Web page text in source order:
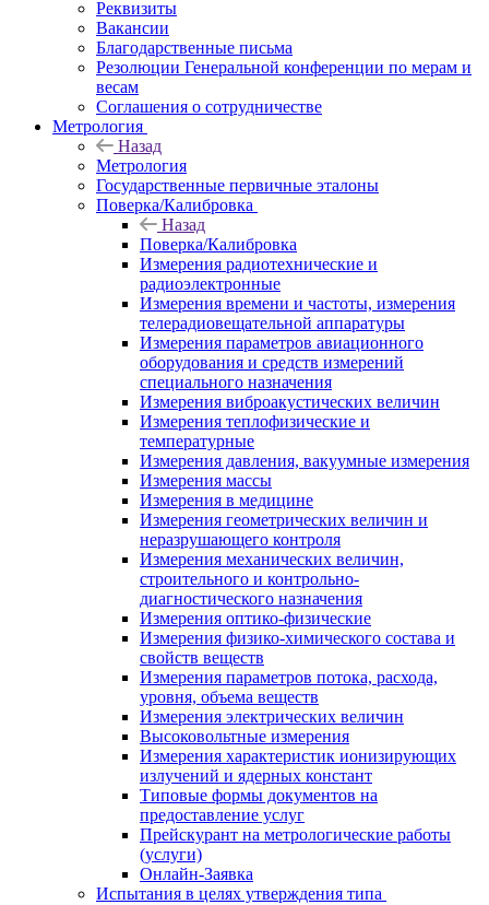
Реквизиты
Вакансии
Благодарственные письма
Резолюции Генеральной конференции по мерам и
весам
Соглашения о сотрудничестве
Метрология
Назад
Метрология
Государственные первичные эталоны
Поверка/Калибровка
Назад
Поверка/Калибровка
Измерения радиотехнические и
радиоэлектронные
Измерения времени и частоты, измерения
телерадиовещательной аппаратуры
Измерения параметров авиационного
оборудования и средств измерений
специального назначения
Измерения виброакустических величин
Измерения теплофизические и
температурные
Измерения давления, вакуумные измерения
Измерения массы
Измерения в медицине
Измерения геометрических величин и
неразрушающего контроля
Измерения механических величин,
строительного и контрольно-
диагностического назначения
Измерения оптико-физические
Измерения физико-химического состава и
свойств веществ
Измерения параметров потока, расхода,
уровня, объема веществ
Измерения электрических величин
Высоковольтные измерения
Измерения характеристик ионизирующих
излучений и ядерных констант
Типовые формы документов на
предоставление услуг
Прейскурант на метрологические работы
(услуги)
Онлайн-Заявка
Испытания в целях утверждения типа